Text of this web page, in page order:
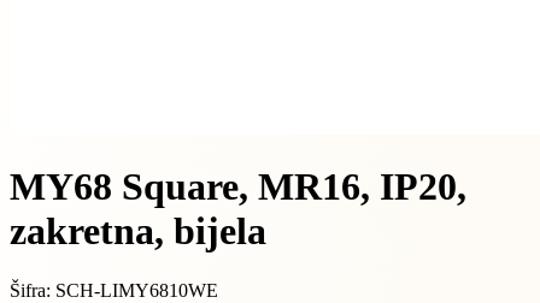
MY68 Square, MR16, IP20,
zakretna, bijela
Šifra: SCH-LIMY6810WE